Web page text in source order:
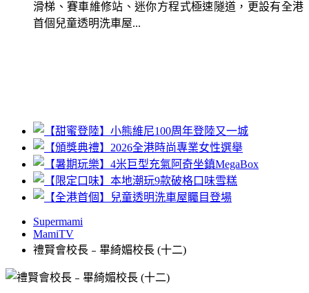
滑梯、賽車維修站、迷你方程式極速隧道，更設有全港
首個兒童透明洗車屋...
Supermami
MamiTV
禮賢會校長﹣畢綺媚校長 (十二)